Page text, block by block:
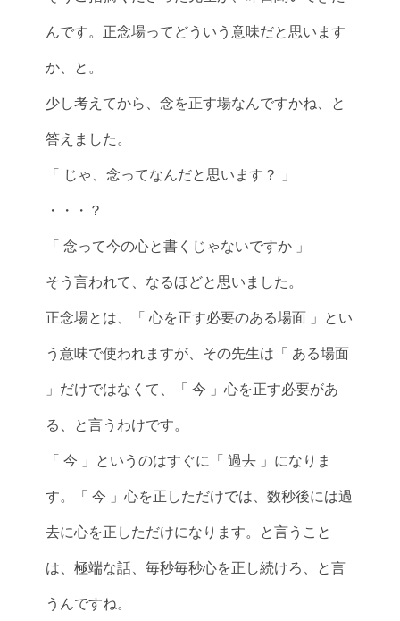
んです。正念場ってどういう意味だと思います
か、と。
少し考えてから、念を正す場なんですかね、と
答えました。
「 じゃ、念ってなんだと思います？ 」
・・・？
「 念って今の心と書くじゃないですか 」
そう言われて、なるほどと思いました。
正念場とは、「 心を正す必要のある場面 」とい
う意味で使われますが、その先生は「 ある場面
」だけではなくて、「 今 」心を正す必要があ
る、と言うわけです。
「 今 」というのはすぐに「 過去 」になりま
す。「 今 」心を正しただけでは、数秒後には過
去に心を正しただけになります。と言うこと
は、極端な話、毎秒毎秒心を正し続けろ、と言
うんですね。